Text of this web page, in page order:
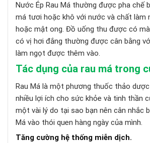
Nước Ép Rau Má thường được pha chế
má tươi hoặc khô với nước và chất làm
hoặc mật ong. Đồ uống thu được có
có vị hơi đắng thường được cân bằng
làm ngọt được thêm vào.
Tác dụng của rau má trong
Rau Má là một phương thuốc thảo
nhiều lợi ích cho sức khỏe và tinh thần
một vài lý do tại sao bạn nên cân nhắc
Má vào thói quen hàng ngày của mình.
Tăng cường hệ thống miễn dịch.